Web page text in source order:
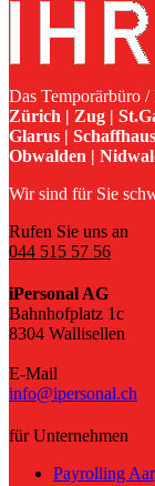
Das Temporärbüro /
Zürich | Zug |
Glarus |
Obwalden |
Wir sind für Sie
Rufen Sie uns an
044 515 57 56
iPersonal AG
Bahnhofplatz 1c
8304 Wallisellen
E-Mail
info@ipersonal.ch
für Unternehmen
Payrolling